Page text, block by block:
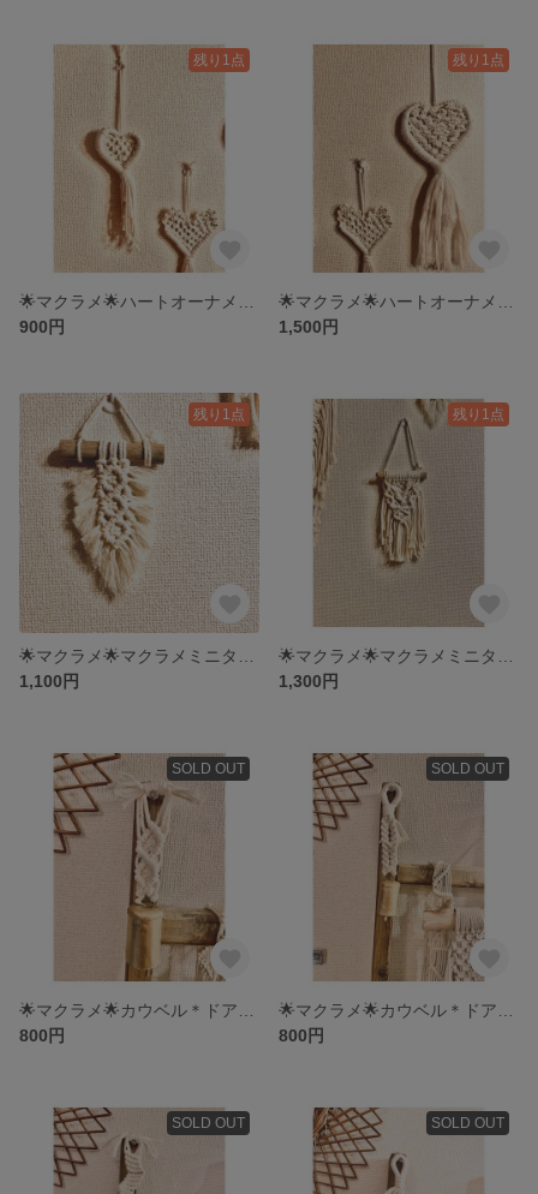
残り1点
900円
残り1点
1,500円
残り1点
1,100円
残り1点
1,300円
SOLD OUT
800円
SOLD OUT
800円
SOLD OUT SOLD OUT